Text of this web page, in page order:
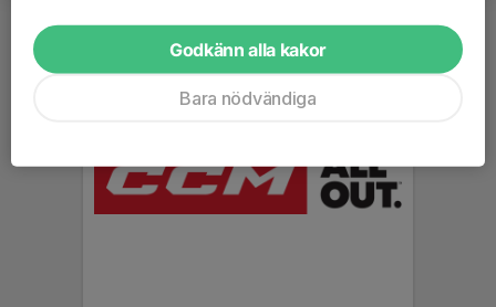
Godkänn alla kakor
Bara nödvändiga